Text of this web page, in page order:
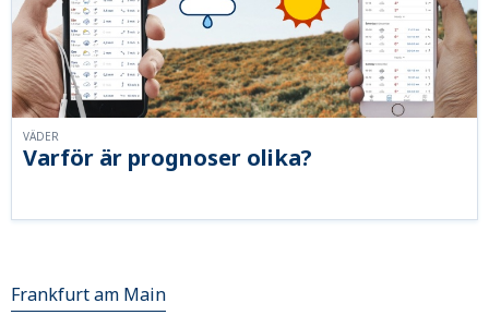
Varför är prognoser olika?
VÄDER
Frankfurt am Main